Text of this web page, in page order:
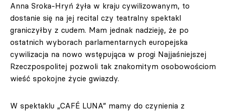
Anna Sroka-Hryń żyła w kraju cywilizowanym, to
dostanie się na jej recital czy teatralny spektakl
graniczyłby z cudem. Mam jednak nadzieję, że po
ostatnich wyborach parlamentarnych europejska
cywilizacja na nowo wstępująca w progi Najjaśniejszej
Rzeczpospolitej pozwoli tak znakomitym osobowościom
wieść spokojne życie gwiazdy.
W spektaklu „CAFÉ LUNA” mamy do czynienia z